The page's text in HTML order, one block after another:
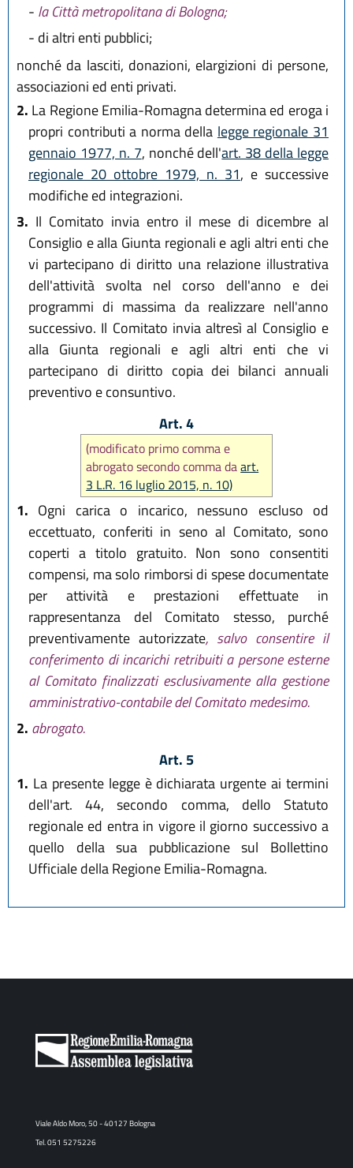
- la Città metropolitana di Bologna;
- di altri enti pubblici;
nonché da lasciti, donazioni, elargizioni di persone,
associazioni ed enti privati.
2. La Regione Emilia-Romagna determina ed eroga i
propri contributi a norma della legge regionale 31
gennaio 1977, n. 7, nonché dell'art. 38 della legge
regionale 20 ottobre 1979, n. 31, e successive
modifiche ed integrazioni.
3. Il Comitato invia entro il mese di dicembre al
Consiglio e alla Giunta regionali e agli altri enti che
vi partecipano di diritto una relazione illustrativa
dell'attività svolta nel corso dell'anno e dei
programmi di massima da realizzare nell'anno
successivo. Il Comitato invia altresì al Consiglio e
alla Giunta regionali e agli altri enti che vi
partecipano di diritto copia dei bilanci annuali
preventivo e consuntivo.
Art. 4
(modificato primo comma e
abrogato secondo comma daart.
3 L.R. 16 luglio 2015, n. 10)
1. Ogni carica o incarico, nessuno escluso od
eccettuato, conferiti in seno al Comitato, sono
coperti a titolo gratuito. Non sono consentiti
compensi, ma solo rimborsi di spese documentate
per attività e prestazioni effettuate in
rappresentanza del Comitato stesso, purché
preventivamente autorizzate, salvo consentire il
conferimento di incarichi retribuiti a persone esterne
al Comitato finalizzati esclusivamente alla gestione
amministrativo-contabile del Comitato medesimo.
2. abrogato.
Art. 5
1. La presente legge è dichiarata urgente ai termini
dell'art. 44, secondo comma, dello Statuto
regionale ed entra in vigore il giorno successivo a
quello della sua pubblicazione sul Bollettino
Ufficiale della Regione Emilia-Romagna.
Viale Aldo Moro, 50 - 40127 Bologna
Tel. 051 5275226